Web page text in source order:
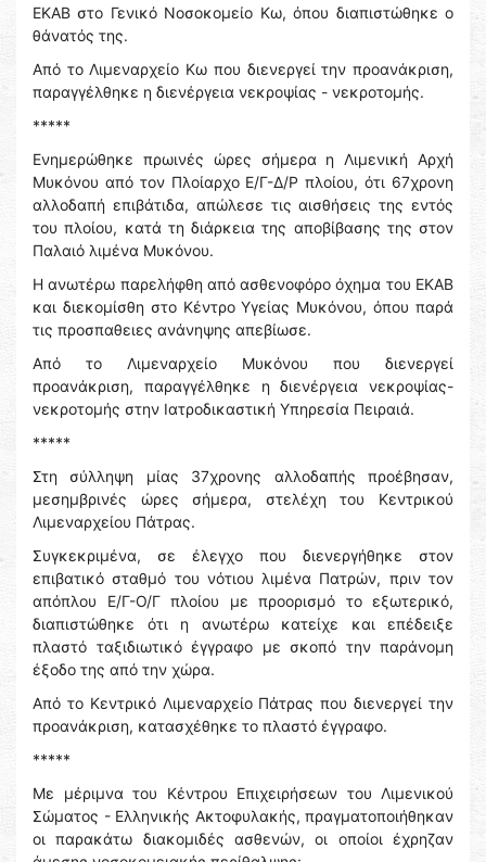
ΕΚΑΒ στο Γενικό Νοσοκομείο Κω, όπου διαπιστώθηκε ο
θάνατός της.
Από το Λιμεναρχείο Κω που διενεργεί την προανάκριση,
παραγγέλθηκε η διενέργεια νεκροψίας - νεκροτομής.
*****
Ενημερώθηκε πρωινές ώρες σήμερα η Λιμενική Αρχή
Μυκόνου από τον Πλοίαρχο Ε/Γ-Δ/Ρ πλοίου, ότι 67χρονη
αλλοδαπή επιβάτιδα, απώλεσε τις αισθήσεις της εντός
του πλοίου, κατά τη διάρκεια της αποβίβασης της στον
Παλαιό λιμένα Μυκόνου.
Η ανωτέρω παρελήφθη από ασθενοφόρο όχημα του ΕΚΑΒ
και διεκομίσθη στο Κέντρο Υγείας Μυκόνου, όπου παρά
τις προσπαθειες ανάνηψης απεβίωσε.
Από το Λιμεναρχείο Μυκόνου που διενεργεί
προανάκριση, παραγγέλθηκε η διενέργεια νεκροψίας-
νεκροτομής στην Ιατροδικαστική Υπηρεσία Πειραιά.
*****
Στη σύλληψη μίας 37χρονης αλλοδαπής προέβησαν,
μεσημβρινές ώρες σήμερα, στελέχη του Κεντρικού
Λιμεναρχείου Πάτρας.
Συγκεκριμένα, σε έλεγχο που διενεργήθηκε στον
επιβατικό σταθμό του νότιου λιμένα Πατρών, πριν τον
απόπλου Ε/Γ-Ο/Γ πλοίου με προορισμό το εξωτερικό,
διαπιστώθηκε ότι η ανωτέρω κατείχε και επέδειξε
πλαστό ταξιδιωτικό έγγραφο με σκοπό την παράνομη
έξοδο της από την χώρα.
Από το Κεντρικό Λιμεναρχείο Πάτρας που διενεργεί την
προανάκριση, κατασχέθηκε το πλαστό έγγραφο.
*****
Με μέριμνα του Κέντρου Επιχειρήσεων του Λιμενικού
Σώματος - Ελληνικής Ακτοφυλακής, πραγματοποιήθηκαν
οι παρακάτω διακομιδές ασθενών, οι οποίοι έχρηζαν